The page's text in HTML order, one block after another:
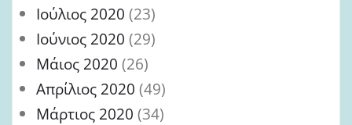
Ιούλιος 2020 (23)
Ιούνιος 2020 (29)
Μάιος 2020 (26)
Απρίλιος 2020 (49)
Μάρτιος 2020 (34)